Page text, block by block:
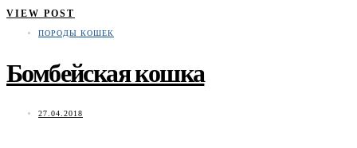
VIEW POST
ПОРОДЫ КОШЕК
Бомбейская кошка
27.04.2018